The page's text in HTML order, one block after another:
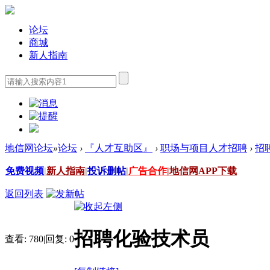
论坛
商城
新人指南
地信网论坛»论坛 › 『人才互助区』 › 职场与项目人才招聘 › 招
免费视频|新人指南|投诉删帖|广告合作|地信网APP下载
返回列表
查看: 780|回复: 0招聘化验技术员